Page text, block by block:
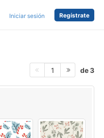
Iniciar sesión Regístrate
1 de 3